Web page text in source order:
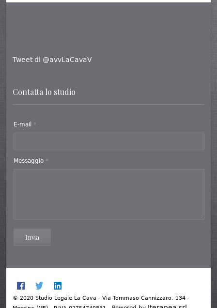
Tweet di @avvLaCavaV
Contatta lo studio
E-mail *
Messaggio *
Invia
© 2020 Studio Legale La Cava - Via Tommaso Cannizzaro, 134 -